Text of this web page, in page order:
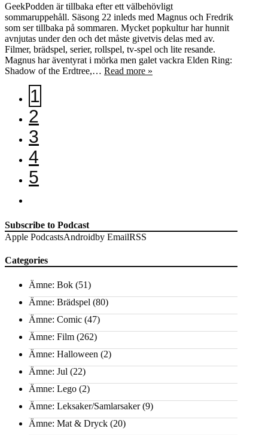
GeekPodden är tillbaka efter ett välbehövligt
sommaruppehåll. Säsong 22 inleds med Magnus och Fredrik
som ser tillbaka på sommaren. Mycket popkultur har hunnit
avnjutas under den och det måste givetvis delas med av.
Filmer, brädspel, serier, rollspel, tv-spel och lite resande.
Magnus har äventyrat i mörka men galet vackra Elden Ring:
Shadow of the Erdtree,… Read more »
1
2
3
4
5
Subscribe to Podcast
Apple PodcastsAndroidby EmailRSS
Categories
Ämne: Bok (51)
Ämne: Brädspel (80)
Ämne: Comic (47)
Ämne: Film (262)
Ämne: Halloween (2)
Ämne: Jul (22)
Ämne: Lego (2)
Ämne: Leksaker/Samlarsaker(9)
Ämne: Mat & Dryck (20)